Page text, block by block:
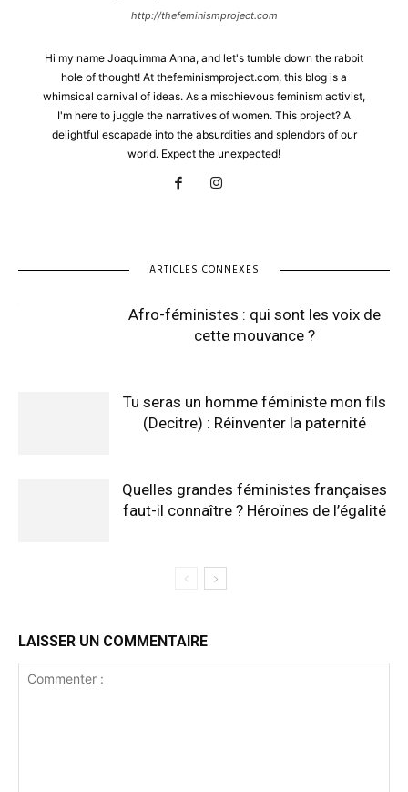
http://thefeminismproject.com
Hi my name Joaquimma Anna, and let's tumble down the rabbit
hole of thought! At thefeminismproject.com, this blog is a
whimsical carnival of ideas. As a mischievous feminism activist,
I'm here to juggle the narratives of women. This project? A
delightful escapade into the absurdities and splendors of our
world. Expect the unexpected!
ARTICLES CONNEXES
Afro-féministes : qui sont les voix de
cette mouvance ?
Tu seras un homme féministe mon fils
(Decitre) : Réinventer la paternité
Quelles grandes féministes françaises
faut-il connaître ? Héroïnes de l’égalité
LAISSER UN COMMENTAIRE